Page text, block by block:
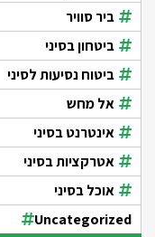
ביר סוויר
ביטחון בסיני
ביטוח נסיעות לסיני
אל מחש
אינטרנט בסיני
אטרקציות בסיני
אוכל בסיני
Uncategorized